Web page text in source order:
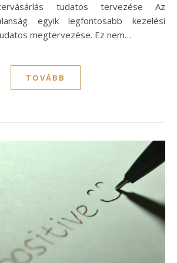
tudatos tervezése Az
egyik legfontosabb kezelési
megtervezése. Ez nem…
TOVÁBB